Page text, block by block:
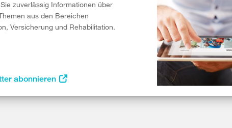
zuverlässig Informationen über
aus den Bereichen
Versicherung und Rehabilitation.
abonnieren